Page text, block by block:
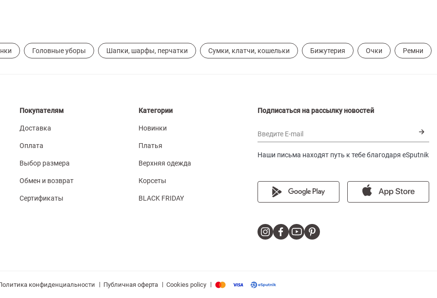
Головные уборы Шапки, шарфы, перчатки Сумки, клатчи, кошельки Бижутерия Очки Ремни
Покупателям
Доставка
Оплата
Выбор размера
Обмен и возврат
Сертификаты
Категории
Новинки
Платья
Верхняя одежда
Корсеты
BLACK FRIDAY
Подписаться на рассылку новостей
Введите E-mail
Наши письма находят путь к тебе благодаря eSputnik
конфиденциальности | Публичная оферта | Cookies policy |